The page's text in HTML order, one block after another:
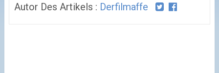
Autor Des Artikels : Derfilmaffe